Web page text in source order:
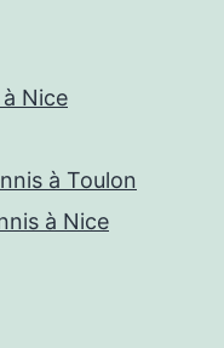
Nice
à Toulon
à Nice